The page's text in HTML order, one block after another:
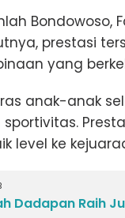
prestasi
yang
anak-anak
level ke
Dadapan Raih